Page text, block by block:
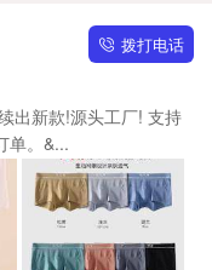
拨打电话
出新款!源头工厂! 支持
单。&...